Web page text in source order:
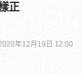
正
年12月19日 12:00